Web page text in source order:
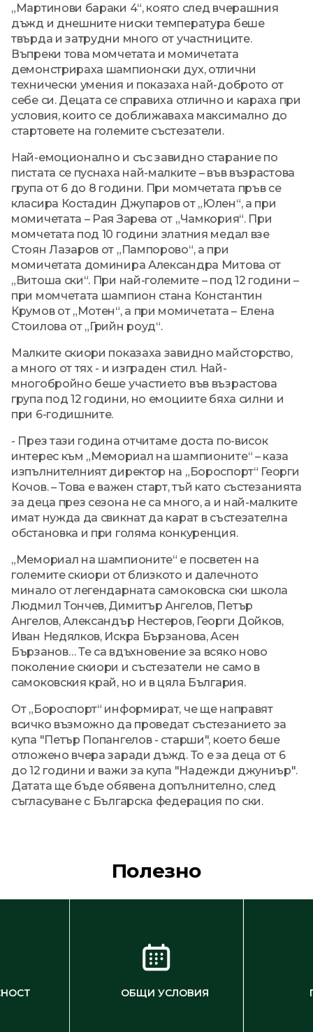
„Мартинови бараки 4“, която след вчерашния
дъжд и днешните ниски температура беше
твърда и затрудни много от участниците.
Въпреки това момчетата и момичетата
демонстрираха шампионски дух, отлични
технически умения и показаха най-доброто от
себе си. Децата се справиха отлично и караха при
условия, които се доближаваха максимално до
стартовете на големите състезатели.
Най-емоционално и със завидно старание по
пистата се пуснаха най-малките – във възрастова
група от 6 до 8 години. При момчетата пръв се
класира Костадин Джупаров от „Юлен“, а при
момичетата – Рая Зарева от „Чамкория“. При
момчетата под 10 години златния медал взе
Стоян Лазаров от „Пампорово“, а при
момичетата доминира Александра Митова от
„Витоша ски“. При най-големите – под 12 години –
при момчетата шампион стана Константин
Крумов от „Мотен“, а при момичетата – Елена
Стоилова от „Грийн роуд“.
Малките скиори показаха завидно майсторство,
а много от тях - и изграден стил. Най-
многобройно беше участието във възрастова
група под 12 години, но емоциите бяха силни и
при 6-годишните.
- През тази година отчитаме доста по-висок
интерес към „Мемориал на шампионите“ – каза
изпълнителният директор на „Бороспорт“ Георги
Кочов. – Това е важен старт, тъй като състезанията
за деца през сезона не са много, а и най-малките
имат нужда да свикнат да карат в състезателна
обстановка и при голяма конкуренция.
„Мемориал на шампионите“ е посветен на
големите скиори от близкото и далечното
минало от легендарната самоковска ски школа
Людмил Тончев, Димитър Ангелов, Петър
Ангелов, Александър Нестеров, Георги Дойков,
Иван Недялков, Искра Бързанова, Асен
Бързанов… Те са вдъхновение за всяко ново
поколение скиори и състезатели не само в
самоковския край, но и в цяла България.
От „Бороспорт“ информират, че ще направят
всичко възможно да проведат състезанието за
купа "Петър Попангелов - старши", което беше
отложено вчера заради дъжд. То е за деца от 6
до 12 години и важи за купа "Надежди джуниър".
Датата ще бъде обявена допълнително, след
съгласуване с Българска федерация по ски.
Полезно
ОБЩИ УСЛОВИЯ